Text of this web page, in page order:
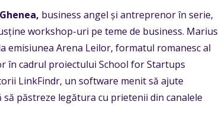
business angel și antreprenor în serie,
workshop-uri pe teme de business. Marius
Arena Leilor, formatul romanesc al
în cadrul proiectului School for Startups
LinkFindr, un software menit să ajute
păstreze legătura cu prietenii din canalele